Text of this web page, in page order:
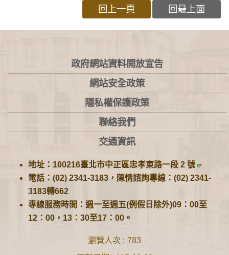
回上一頁 回最上面
:::
政府網站資料開放宣告
網站安全政策
隱私權保護政策
聯絡我們
交通資訊
地址：100216臺北市中正區忠孝東路一段 2 號
電話：(02) 2341-3183，陳情諮詢專線：(02) 2341-
3183轉662
專線服務時間：週一至週五(例假日除外)09：00至
12：00，13：30至17：00。
瀏覽人次
783